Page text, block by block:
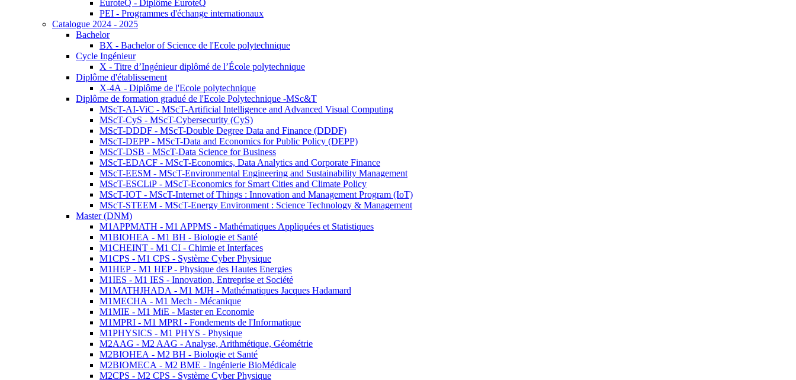
EuroteQ - Diplôme EuroteQ
PEI - Programmes d'échange internationaux
Catalogue 2024 - 2025
Bachelor
BX - Bachelor of Science de l'Ecole polytechnique
Cycle Ingénieur
X - Titre d’Ingénieur diplômé de l’École polytechnique
Diplôme d'établissement
X-4A - Diplôme de l'Ecole polytechnique
Diplôme de formation gradué de l'Ecole Polytechnique -MSc&T
MScT-AI-ViC - MScT-Artificial Intelligence and Advanced Visual Computing
MScT-CyS - MScT-Cybersecurity (CyS)
MScT-DDDF - MScT-Double Degree Data and Finance (DDDF)
MScT-DEPP - MScT-Data and Economics for Public Policy (DEPP)
MScT-DSB - MScT-Data Science for Business
MScT-EDACF - MScT-Economics, Data Analytics and Corporate Finance
MScT-EESM - MScT-Environmental Engineering and Sustainability Management
MScT-ESCLiP - MScT-Economics for Smart Cities and Climate Policy
MScT-IOT - MScT-Internet of Things : Innovation and Management Program (IoT)
MScT-STEEM - MScT-Energy Environment : Science Technology & Management
Master (DNM)
M1APPMATH - M1 APPMS - Mathématiques Appliquées et Statistiques
M1BIOHEA - M1 BH - Biologie et Santé
M1CHEINT - M1 CI - Chimie et Interfaces
M1CPS - M1 CPS - Système Cyber Physique
M1HEP - M1 HEP - Physique des Hautes Energies
M1IES - M1 IES - Innovation, Entreprise et Société
M1MATHJHADA - M1 MJH - Mathématiques Jacques Hadamard
M1MECHA - M1 Mech - Mécanique
M1MIE - M1 MiE - Master en Economie
M1MPRI - M1 MPRI - Fondements de l'Informatique
M1PHYSICS - M1 PHYS - Physique
M2AAG - M2 AAG - Analyse, Arithmétique, Géométrie
M2BIOHEA - M2 BH - Biologie et Santé
M2BIOMECA - M2 BME - Ingénierie BioMédicale
M2CPS - M2 CPS - Système Cyber Physique